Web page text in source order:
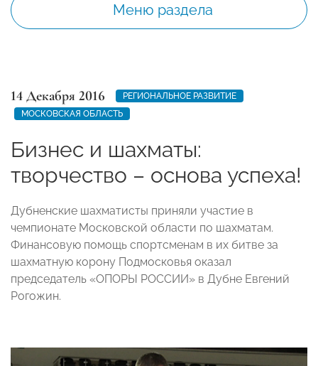
Меню раздела
14 Декабря 2016
РЕГИОНАЛЬНОЕ РАЗВИТИЕ
МОСКОВСКАЯ ОБЛАСТЬ
Бизнес и шахматы:
творчество – основа успеха!
Дубненские шахматисты приняли участие в
чемпионате Московской области по шахматам.
Финансовую помощь спортсменам в их битве за
шахматную корону Подмосковья оказал
председатель «ОПОРЫ РОССИИ» в Дубне Евгений
Рогожин.